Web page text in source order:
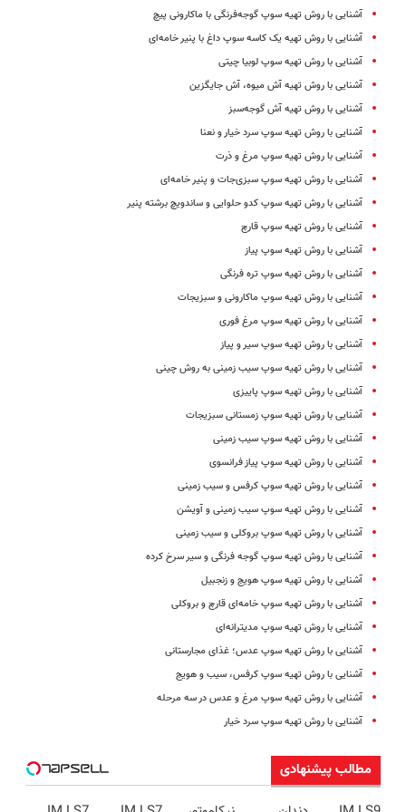
آشنایی با روش تهیه سوپ‌ گوجه‌فرنگی با ماکارونی پیچ
آشنایی با روش تهیه یک کاسه سوپ داغ با پنیر خامه‌ای
آشنایی با روش تهیه سوپ لوبیا چیتی
آشنایی با روش تهیه آش میوه، آش جایگزین
آشنایی با روش تهیه آش گوجه‌سبز
آشنایی با روش تهیه سوپ سرد خیار و نعنا
آشنایی با روش تهیه سوپ مرغ و ذرت
آشنایی با روش تهیه سوپ سبزی‌جات و پنیر خامه‌ای
آشنایی با روش تهیه سوپ کدو حلوایی و ساندویچ برشته پنیر
آشنایی با روش تهیه سوپ قارچ
آشنایی با روش تهیه سوپ پیاز
آشنایی با روش تهیه سوپ تره فرنگی
آشنایی با روش تهیه سوپ ماکارونی و سبزیجات
آشنایی با روش تهیه سوپ مرغ فوری
آشنایی با روش تهیه سوپ سیر و پیاز
آشنایی با روش تهیه سوپ سیب زمینی به روش چینی
آشنایی با روش تهیه سوپ پاییزی
آشنایی با روش تهیه سوپ زمستانی سبزیجات
آشنایی با روش تهیه سوپ سیب زمینی
آشنایی با روش تهیه سوپ پیاز فرانسوی
آشنایی با روش تهیه سوپ کرفس و سیب زمینی
آشنایی با روش تهیه سوپ سیب زمینی و آویشن
آشنایی با روش تهیه سوپ بروکلی و سیب زمینی
آشنایی با روش تهیه سوپ گوجه فرنگی و سیر سرخ کرده
آشنایی با روش تهیه سوپ هویج و زنجبیل
آشنایی با روش تهیه سوپ خامه‌ای قارچ و بروکلی
آشنایی با روش تهیه سوپ مدیترانه‌ای
آشنایی با روش تهیه سوپ عدس؛ غذای مجارستانی
آشنایی با روش تهیه سوپ کرفس، سیب و هویج
آشنایی با روش تهیه سوپ مرغ و عدس در سه مرحله
آشنایی با روش تهیه سوپ سرد خیار
مطالب پیشنهادی